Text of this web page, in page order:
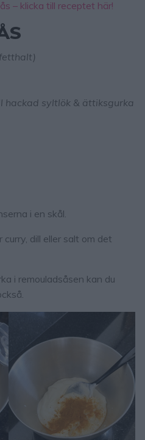
– klicka till receptet här!
hackad syltlök & ättiksgurka
i en skål.
dill eller salt om det
i remouladsåsen kan du